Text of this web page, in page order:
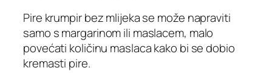
Pire krumpir bez mlijeka se može napraviti
samo s margarinom ili maslacem, malo
povećati količinu maslaca kako bi se dobio
kremasti pire.